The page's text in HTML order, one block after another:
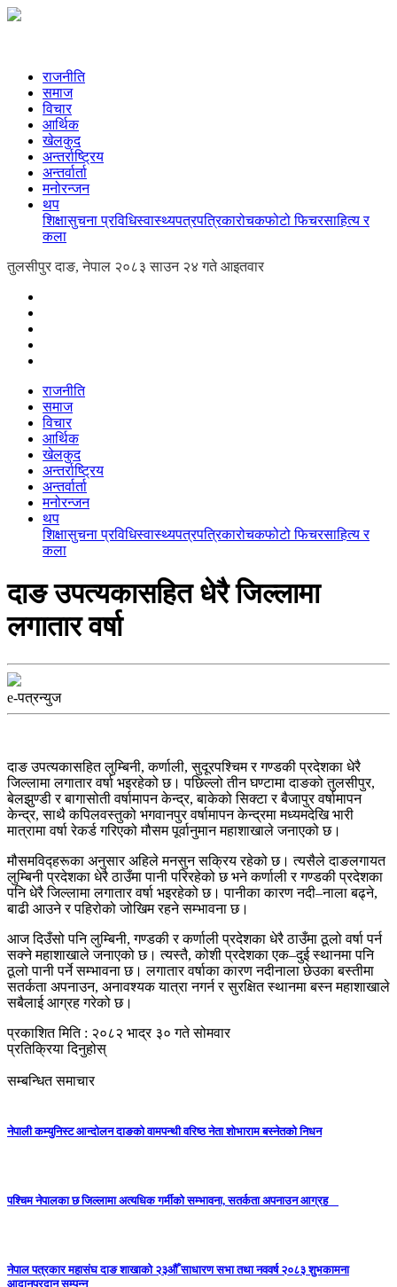
राजनीति
समाज
विचार
आर्थिक
खेलकुद
अन्तर्राष्ट्रिय
अन्तर्वार्ता
मनोरन्जन
थप
शिक्षासुचना प्रविधिस्वास्थ्यपत्रपत्रिकारोचकफोटो फिचरसाहित्य र
कला
तुलसीपुर दाङ, नेपाल २०८३ साउन २४ गते आइतवार
राजनीति
समाज
विचार
आर्थिक
खेलकुद
अन्तर्राष्ट्रिय
अन्तर्वार्ता
मनोरन्जन
थप
शिक्षासुचना प्रविधिस्वास्थ्यपत्रपत्रिकारोचकफोटो फिचरसाहित्य र
कला
दाङ उपत्यकासहित धेरै जिल्लामा
लगातार वर्षा
e-पत्रन्युज
दाङ उपत्यकासहित लुम्बिनी, कर्णाली, सुदूरपश्चिम र गण्डकी प्रदेशका धेरै
जिल्लामा लगातार वर्षा भइरहेको छ। पछिल्लो तीन घण्टामा दाङको तुलसीपुर,
बेलझुण्डी र बागासोती वर्षामापन केन्द्र, बाकेको सिक्टा र बैजापुर वर्षामापन
केन्द्र, साथै कपिलवस्तुको भगवानपुर वर्षामापन केन्द्रमा मध्यमदेखि भारी
मात्रामा वर्षा रेकर्ड गरिएको मौसम पूर्वानुमान महाशाखाले जनाएको छ।
मौसमविद्हरूका अनुसार अहिले मनसुन सक्रिय रहेको छ। त्यसैले दाङलगायत
लुम्बिनी प्रदेशका धेरै ठाउँमा पानी परिरहेको छ भने कर्णाली र गण्डकी प्रदेशका
पनि धेरै जिल्लामा लगातार वर्षा भइरहेको छ। पानीका कारण नदी–नाला बढ्ने,
बाढी आउने र पहिरोको जोखिम रहने सम्भावना छ।
आज दिउँसो पनि लुम्बिनी, गण्डकी र कर्णाली प्रदेशका धेरै ठाउँमा ठूलो वर्षा पर्न
सक्ने महाशाखाले जनाएको छ। त्यस्तै, कोशी प्रदेशका एक–दुई स्थानमा पनि
ठूलो पानी पर्ने सम्भावना छ। लगातार वर्षाका कारण नदीनाला छेउका बस्तीमा
सतर्कता अपनाउन, अनावश्यक यात्रा नगर्न र सुरक्षित स्थानमा बस्न महाशाखाले
सबैलाई आग्रह गरेको छ।
प्रकाशित मिति : २०८२ भाद्र ३० गते सोमवार
प्रतिक्रिया दिनुहोस्
सम्बन्धित समाचार
नेपाली कम्युनिस्ट आन्दोलन दाङको वामपन्थी वरिष्ठ नेता शोभाराम बस्नेतको निधन
पश्चिम नेपालका छ जिल्लामा अत्यधिक गर्मीको सम्भावना, सतर्कता अपनाउन आग्रह
नेपाल पत्रकार महासंघ दाङ शाखाको २३औँ साधारण सभा तथा नववर्ष २०८३ शुभकामना
आदानप्रदान सम्पन्न